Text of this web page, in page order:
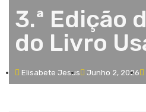
3.ª Edição
do Livro
Elisabete Jesus Junho 2, 2026